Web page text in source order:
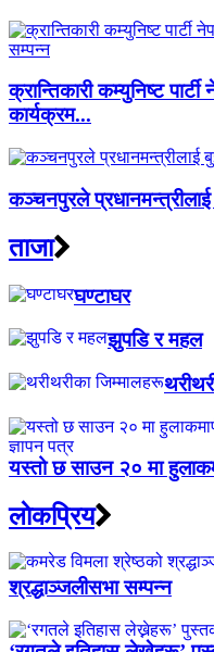
क्रान्तिकारी कम्युनिष्ट
कार्यक्रम...
कञ्चनपुरले
ताजा
घण्टाघर
झुपडि र महल
यस्तो छ साउन २० मा
लाेकप्रिय
श्रद्धाञ्जलीसभा सम्पन्न